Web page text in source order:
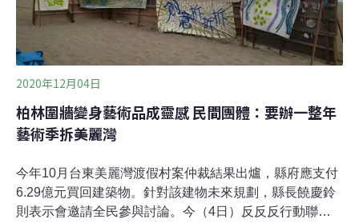
像的共識。台東大學副教授蔡政良提及韌性（resilience）
概念下的社會生態系統，表達過去環境保護常忽略社會面
向，反之亦然。因此，如果建築物沒有立即危害生態的狀
況，以及縣政府願意等待全民共
2020年12月04日
柏林圍牆變身藝術品成靈感 民間團體：要辦一整年
藝術季拆美麗灣
今年10月台東美麗灣渡假村案仲裁結果出爐，縣府應支付
6.29億元買回建築物。針對該建物未來規劃，縣長饒慶鈴
則表示會邀請全民參與討論。今（4日）反反反行動聯盟